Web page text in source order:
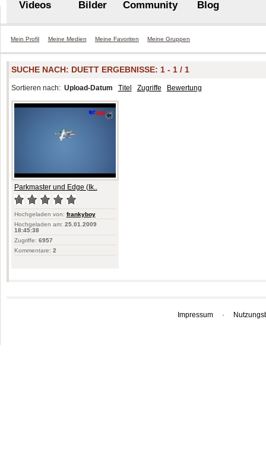
Videos Bilder Community Blog
Mein Profil Meine Medien Meine Favoriten Meine Gruppen
SUCHE NACH: DUETT ERGEBNISSE: 1 - 1 / 1
Sortieren nach: Upload-Datum Titel Zugriffe Bewertung
Parkmaster und Edge (Ik..
Hochgeladen von: frankyboy
Hochgeladen am: 25.01.2009
18:45:38
Zugriffe: 6957
Kommentare: 2
Impressum ·